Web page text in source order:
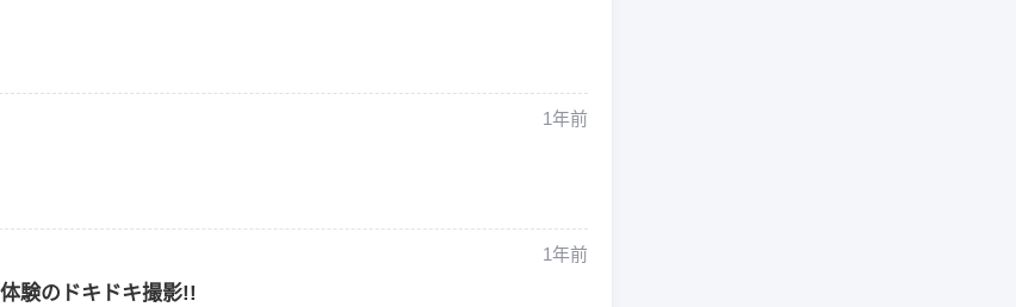
1年前
1年前
験のドキドキ撮影!!